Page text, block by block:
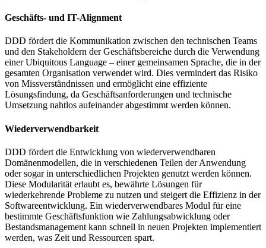
Geschäfts- und IT-Alignment
DDD fördert die Kommunikation zwischen den technischen Teams
und den Stakeholdern der Geschäftsbereiche durch die Verwendung
einer Ubiquitous Language – einer gemeinsamen Sprache, die in der
gesamten Organisation verwendet wird. Dies vermindert das Risiko
von Missverständnissen und ermöglicht eine effiziente
Lösungsfindung, da Geschäftsanforderungen und technische
Umsetzung nahtlos aufeinander abgestimmt werden können.
Wiederverwendbarkeit
DDD fördert die Entwicklung von wiederverwendbaren
Domänenmodellen, die in verschiedenen Teilen der Anwendung
oder sogar in unterschiedlichen Projekten genutzt werden können.
Diese Modularität erlaubt es, bewährte Lösungen für
wiederkehrende Probleme zu nutzen und steigert die Effizienz in der
Softwareentwicklung. Ein wiederverwendbares Modul für eine
bestimmte Geschäftsfunktion wie Zahlungsabwicklung oder
Bestandsmanagement kann schnell in neuen Projekten implementiert
werden, was Zeit und Ressourcen spart.